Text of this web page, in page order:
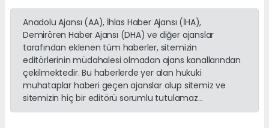
Anadolu Ajansı (AA), İhlas Haber Ajansı (İHA),
Demirören Haber Ajansı (DHA) ve diğer ajanslar
tarafından eklenen tüm haberler, sitemizin
editörlerinin müdahalesi olmadan ajans kanallarından
çekilmektedir. Bu haberlerde yer alan hukuki
muhataplar haberi geçen ajanslar olup sitemiz ve
sitemizin hiç bir editörü sorumlu tutulamaz...